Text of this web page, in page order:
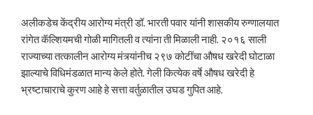
अलीकडेच केंद्रीय आरोग्य मंत्री डॉ. भारती पवार यांनी शासकीय रुग्णालयात
रांगेत कॅल्शियमची गोळी मागितली व त्यांना ती मिळाली नाही. २०१६ साली
राज्याच्या तत्कालीन आरोग्य मंत्र्यांनीच २९७ कोटींचा औषध खरेदी घोटाळा
झाल्याचे विधिमंडळात मान्य केले होते. गेली कित्येक वर्षे औषध खरेदी हे
भ्रष्टाचाराचे कुरण आहे हे सत्ता वर्तुळातील उघड गुपित आहे.